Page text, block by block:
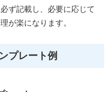
ず記載し、必要に応じて
が楽になります。
プレート例